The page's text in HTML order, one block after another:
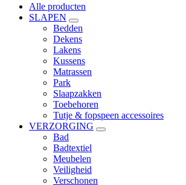
Alle producten
SLAPEN
Bedden
Dekens
Lakens
Kussens
Matrassen
Park
Slaapzakken
Toebehoren
Tutje & fopspeen accessoires
VERZORGING
Bad
Badtextiel
Meubelen
Veiligheid
Verschonen